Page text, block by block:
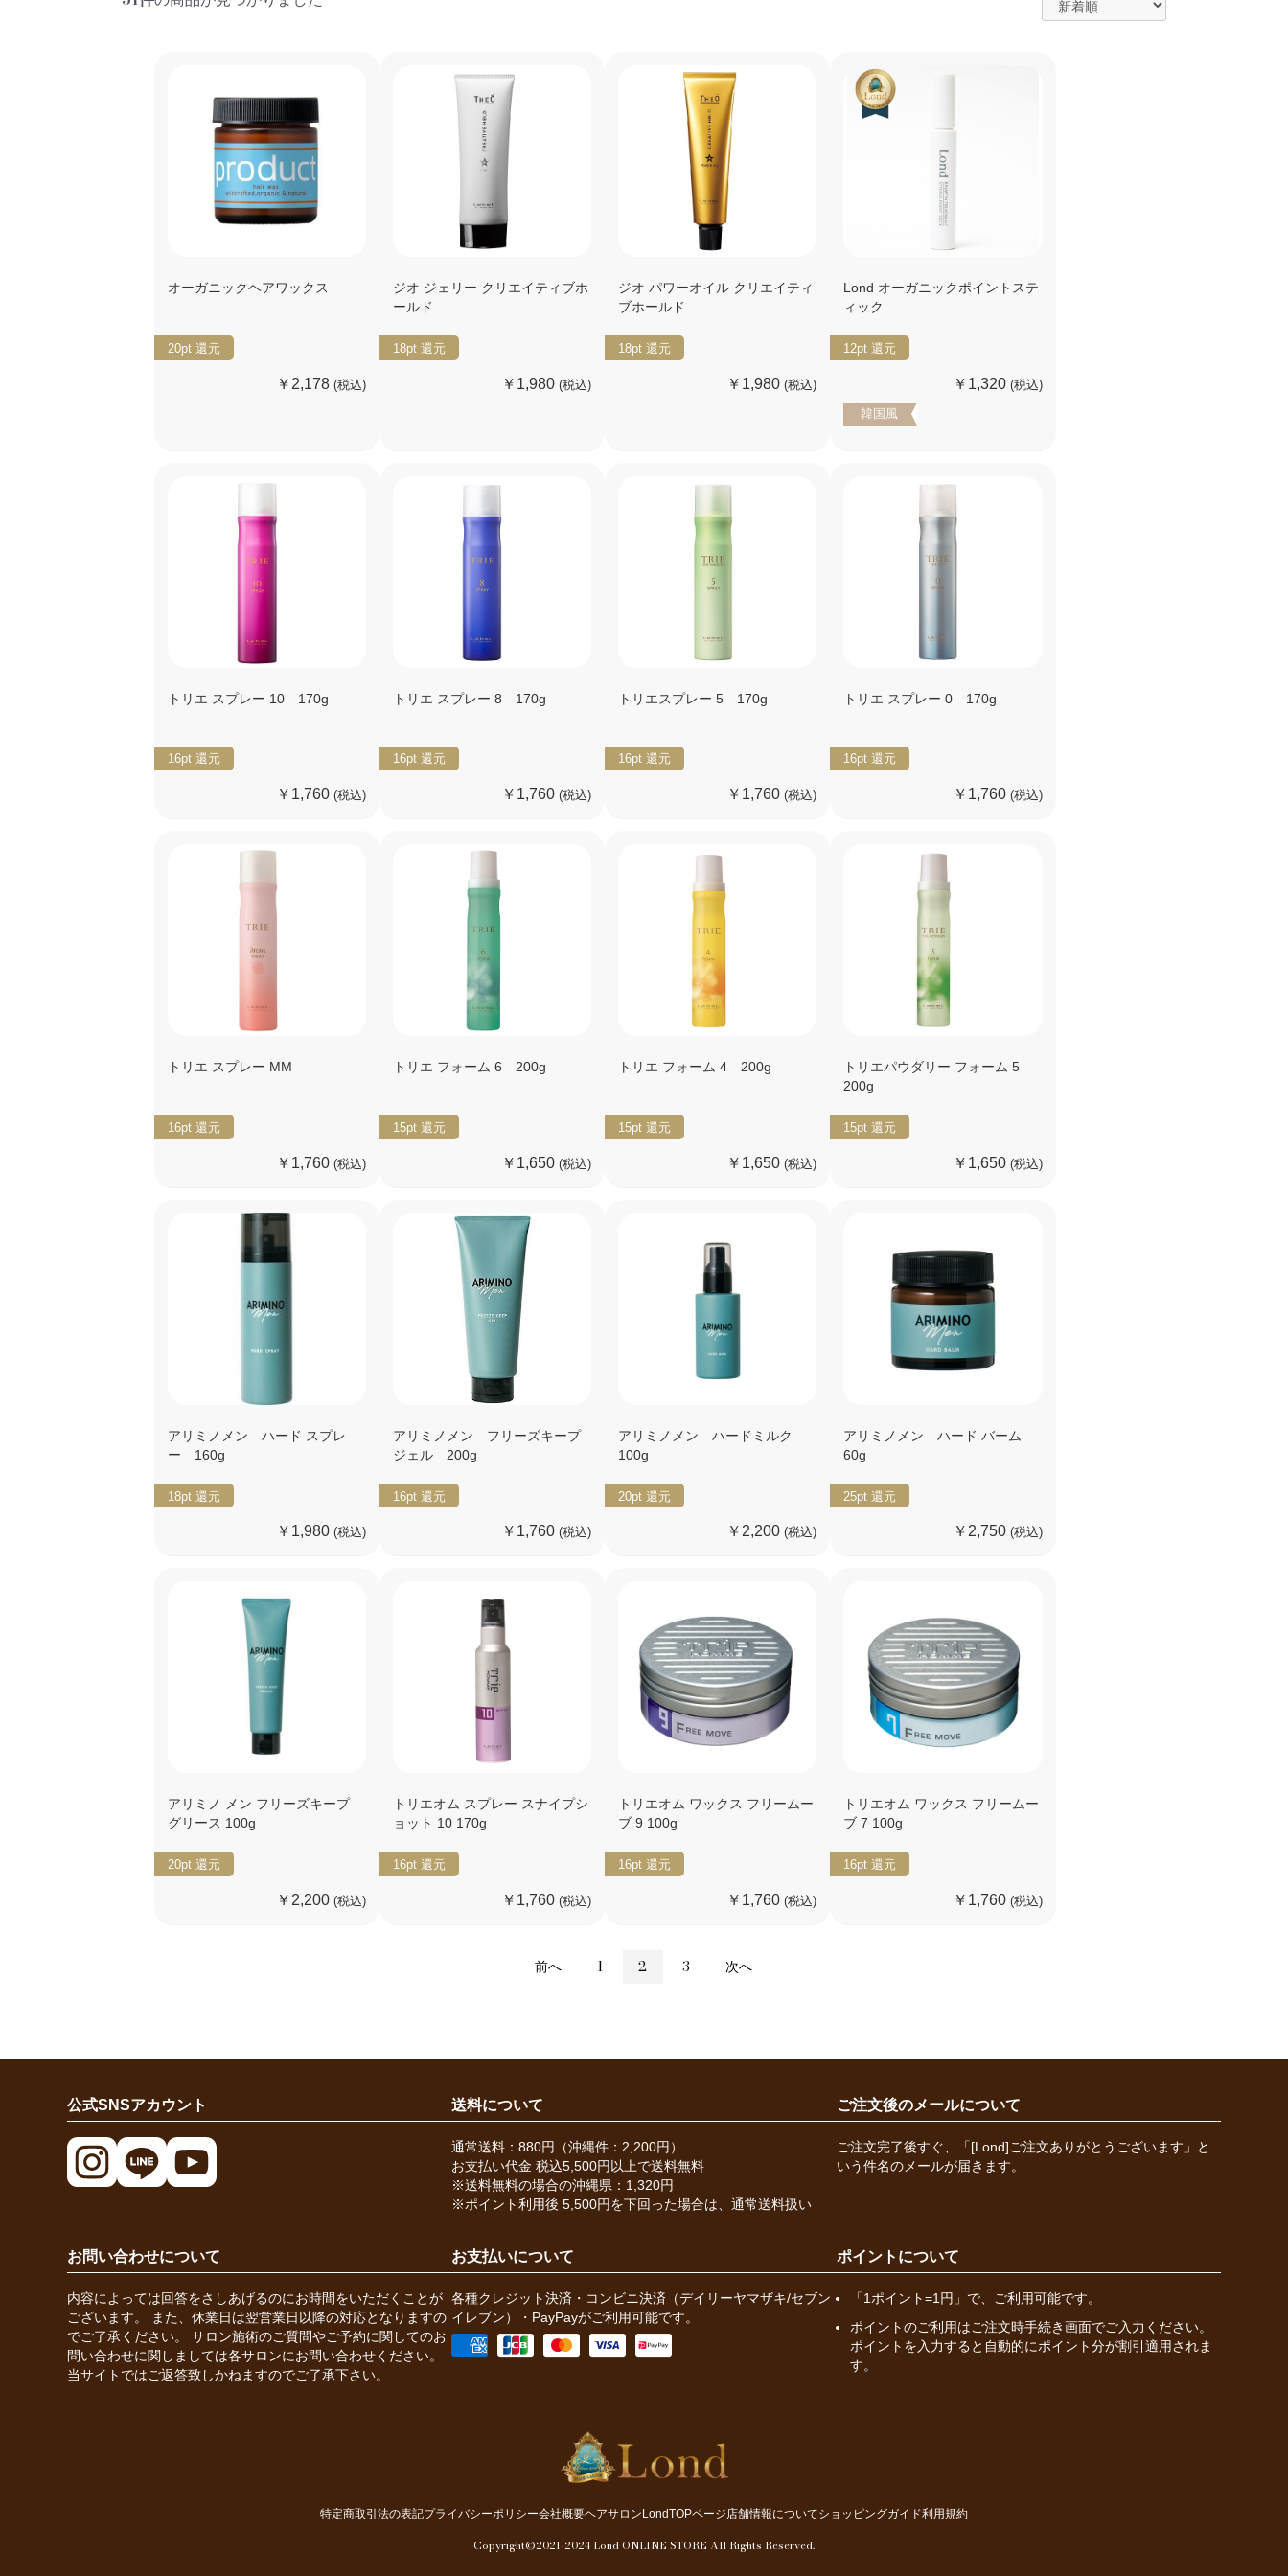
オーガニックヘアワックス
20pt 還元
￥2,178 (税込)
ジオ ジェリー クリエイティブホ
ールド
18pt 還元
￥1,980(税込)
ジオ パワーオイル クリエイティ
ブホールド
18pt 還元
￥1,980(税込)
Lond オーガニックポイントステ
ィック
12pt 還元
￥1,320 (税込)
韓国風
トリエ スプレー 10 170g
16pt 還元
￥1,760 (税込)
トリエ スプレー 8 170g
16pt 還元
￥1,760(税込)
トリエスプレー 5 170g
16pt 還元
￥1,760(税込)
トリエ スプレー 0 170g
16pt 還元
￥1,760 (税込)
トリエ スプレー MM
16pt 還元
￥1,760 (税込)
トリエ フォーム 6 200g
15pt 還元
￥1,650(税込)
トリエ フォーム 4 200g
15pt 還元
￥1,650(税込)
トリエパウダリー フォーム 5
200g
15pt 還元
￥1,650 (税込)
アリミノメン ハード スプレ
ー 160g
18pt 還元
￥1,980 (税込)
アリミノメン フリーズキープ
ジェル 200g
16pt 還元
￥1,760(税込)
アリミノメン ハードミルク
100g
20pt 還元
￥2,200(税込)
アリミノメン ハード バーム
60g
25pt 還元
￥2,750 (税込)
アリミノ メン フリーズキープ
グリース 100g
20pt 還元
￥2,200 (税込)
トリエオム スプレー スナイプシ
ョット 10 170g
16pt 還元
￥1,760(税込)
トリエオム ワックス フリームー
ブ 9 100g
16pt 還元
￥1,760(税込)
トリエオム ワックス フリームー
ブ 7 100g
16pt 還元
￥1,760 (税込)
前へ 1 2 3 次へ
公式SNSアカウント 送料について
通常送料：880円（沖縄件：2,200円）
お支払い代金 税込5,500円以上で送料無料
※送料無料の場合の沖縄県：1,320円
※ポイント利用後 5,500円を下回った場合は、通常送料扱い
ご注文後のメールについて
ご注文完了後すぐ、「[Lond]ご注文ありがとうございます」と
いう件名のメールが届きます。
お問い合わせについて
内容によっては回答をさしあげるのにお時間をいただくことが
ございます。 また、休業日は翌営業日以降の対応となりますの
でご了承ください。 サロン施術のご質問やご予約に関してのお
問い合わせに関しましては各サロンにお問い合わせください。
当サイトではご返答致しかねますのでご了承下さい。
お支払いについて
各種クレジット決済・コンビニ決済（デイリーヤマザキ/セブン
イレブン）・PayPayがご利用可能です。
ポイントについて
「1ポイント=1円」で、ご利用可能です。
ポイントのご利用はご注文時手続き画面でご入力ください。
ポイントを入力すると自動的にポイント分が割引適用されま
す。
特定商取引法の表記プライバシーポリシー会社概要ヘアサロンLondTOPページ店舗情報についてショッピングガイド利用規約
Copyright©2021-2024 Lond ONLINE STORE All Rights Reserved.